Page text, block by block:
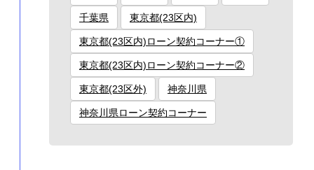
千葉県 東京都(23区内)
東京都(23区内)ローン契約コーナー①
東京都(23区内)ローン契約コーナー②
東京都(23区外) 神奈川県
神奈川県ローン契約コーナー